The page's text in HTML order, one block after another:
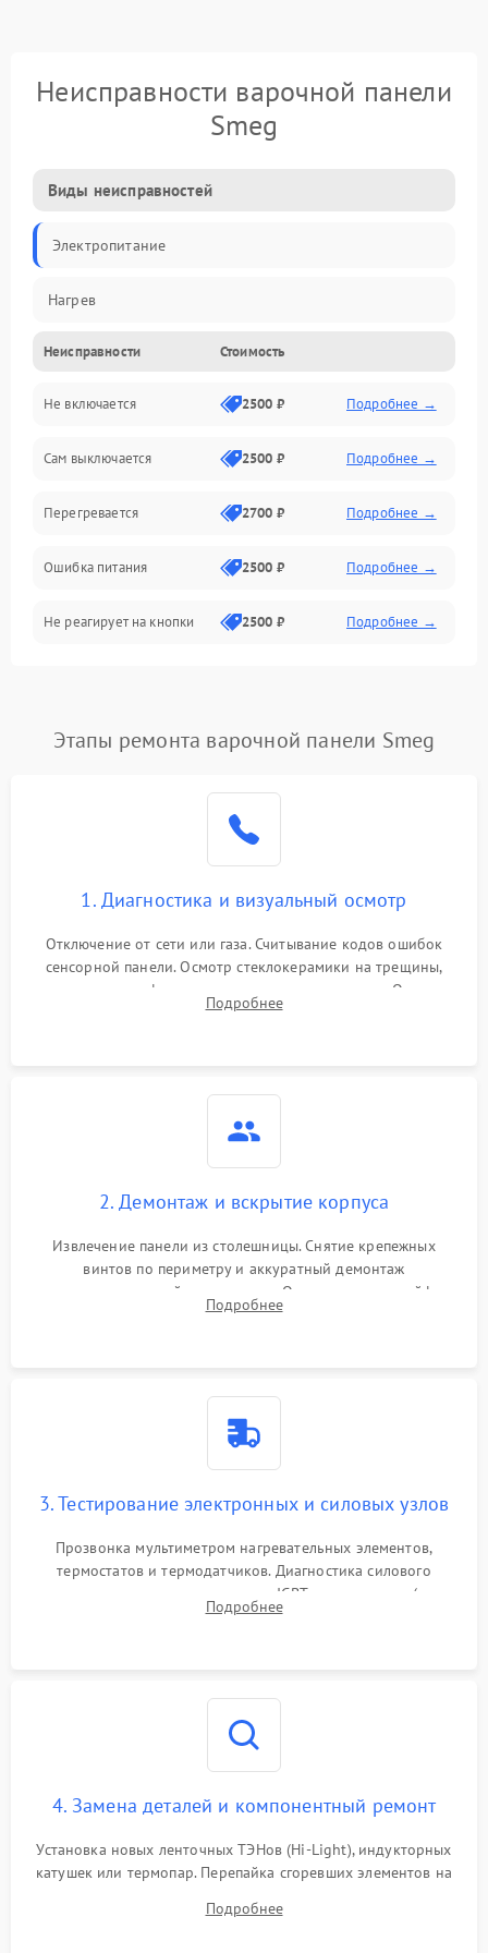
Неисправности варочной панели
Smeg
Виды неисправностей
Электропитание
Нагрев
Неисправности Стоимость
Не включается 2500 ₽ Подробнее →
Сам выключается 2500 ₽ Подробнее →
Перегревается 2700 ₽ Подробнее →
Ошибка питания 2500 ₽ Подробнее →
Не реагирует на кнопки 2500 ₽ Подробнее →
Этапы ремонта варочной панели Smeg
1. Диагностика и визуальный осмотр
Отключение от сети или газа. Считывание кодов ошибок
сенсорной панели. Осмотр стеклокерамики на трещины,
проверка конфорок на равномерность нагрева. Опрос
клиента о симптомах (не включается, не видит посуду,
Подробнее
2. Демонтаж и вскрытие корпуса
Извлечение панели из столешницы. Снятие крепежных
винтов по периметру и аккуратный демонтаж
стеклокерамической поверхности. Отсоединение шлейфов
сенсорного блока для доступа к силовым платам, катушкам
Подробнее
3. Тестирование электронных и силовых узлов
Прозвонка мультиметром нагревательных элементов,
термостатов и термодатчиков. Диагностика силового
модуля, реле, диодных мостов и IGBT-транзисторов (для
индукции). Проверка кранов и газ-контроля (для газовых
Подробнее
4. Замена деталей и компонентный ремонт
Установка новых ленточных ТЭНов (Hi-Light), индукторных
катушек или термопар. Перепайка сгоревших элементов на
дорожек. Очистка контактов и замена поврежденной
Подробнее